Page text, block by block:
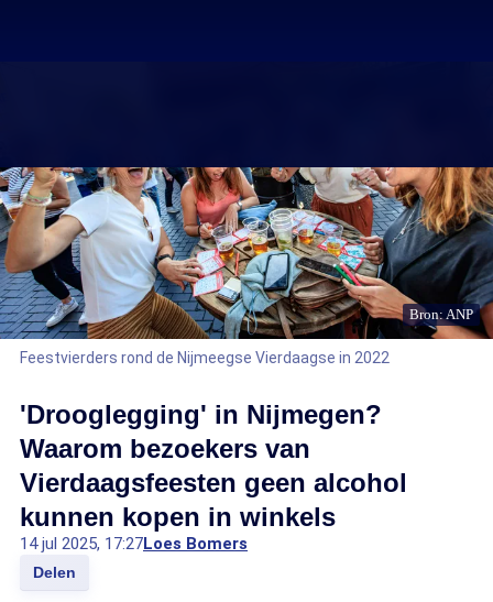
Bron: ANP
Feestvierders rond de Nijmeegse Vierdaagse in 2022
'Drooglegging' in Nijmegen?
Waarom bezoekers van
Vierdaagsfeesten geen alcohol
kunnen kopen in winkels
14 jul 2025, 17:27Loes Bomers
Delen